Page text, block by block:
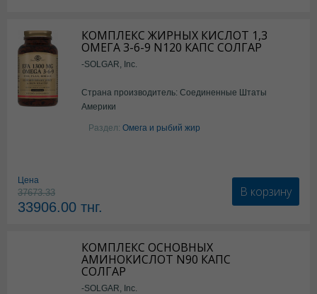
КОМПЛЕКС ЖИРНЫХ КИСЛОТ 1,3
ОМЕГА 3-6-9 N120 КАПС СОЛГАР
-SOLGAR, Inc.
Страна производитель: Соединенные Штаты
Америки
Раздел: Омега и рыбий жир
Цена
37673.33
33906.00 тнг.
В корзину
КОМПЛЕКС ОСНОВНЫХ
АМИНОКИСЛОТ N90 КАПС
СОЛГАР
-SOLGAR, Inc.